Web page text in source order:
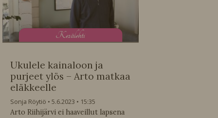
Kesälehti
Ukulele kainaloon ja
purjeet ylös – Arto matkaa
eläkkeelle
Sonja Röytiö 5.6.2023
15:35
Arto Riihijärvi ei haaveillut lapsena